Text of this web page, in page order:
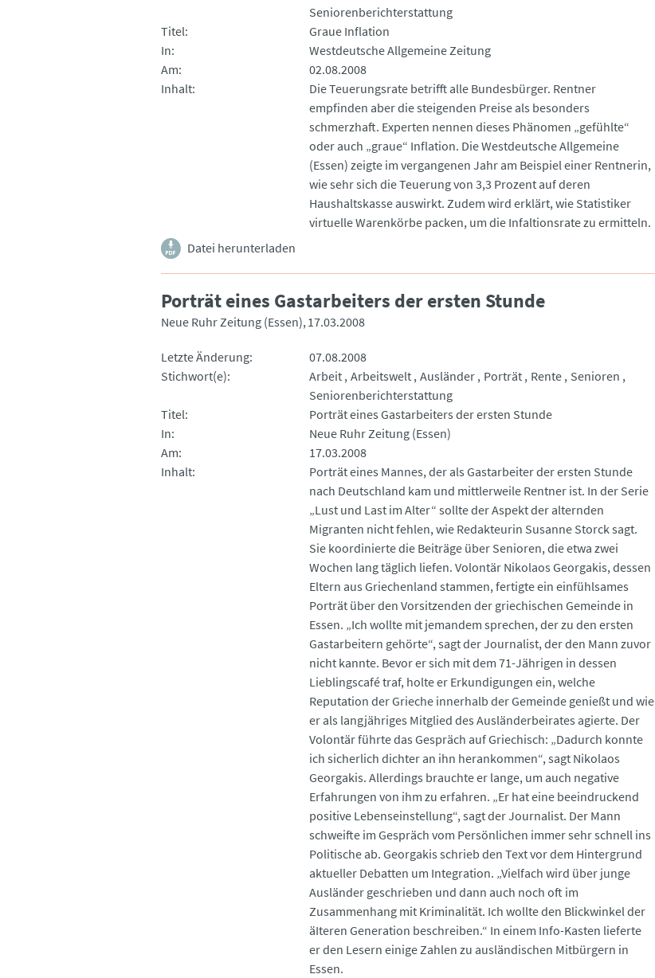
Seniorenberichterstattung
Titel
Graue Inflation
In
Westdeutsche Allgemeine Zeitung
Am
02.08.2008
Inhalt
Die Teuerungsrate betrifft alle Bundesbürger. Rentner
empfinden aber die steigenden Preise als besonders
schmerzhaft. Experten nennen dieses Phänomen „gefühlte“
oder auch „graue“ Inflation. Die Westdeutsche Allgemeine
(Essen) zeigte im vergangenen Jahr am Beispiel einer Rentnerin,
wie sehr sich die Teuerung von 3,3 Prozent auf deren
Haushaltskasse auswirkt. Zudem wird erklärt, wie Statistiker
virtuelle Warenkörbe packen, um die Infaltionsrate zu ermitteln.
Datei herunterladen
Porträt eines Gastarbeiters der ersten Stunde
Neue Ruhr Zeitung (Essen) 17.03.2008
Letzte Änderung
07.08.2008
Stichwort(e)
Arbeit Arbeitswelt Ausländer Porträt Rente
Senioren
Seniorenberichterstattung
Titel
Porträt eines Gastarbeiters der ersten Stunde
In
Neue Ruhr Zeitung (Essen)
Am
17.03.2008
Inhalt
Porträt eines Mannes, der als Gastarbeiter der ersten Stunde
nach Deutschland kam und mittlerweile Rentner ist. In der Serie
„Lust und Last im Alter“ sollte der Aspekt der alternden
Migranten nicht fehlen, wie Redakteurin Susanne Storck sagt.
Sie koordinierte die Beiträge über Senioren, die etwa zwei
Wochen lang täglich liefen. Volontär Nikolaos Georgakis, dessen
Eltern aus Griechenland stammen, fertigte ein einfühlsames
Porträt über den Vorsitzenden der griechischen Gemeinde in
Essen. „Ich wollte mit jemandem sprechen, der zu den ersten
Gastarbeitern gehörte“, sagt der Journalist, der den Mann zuvor
nicht kannte. Bevor er sich mit dem 71-Jährigen in dessen
Lieblingscafé traf, holte er Erkundigungen ein, welche
Reputation der Grieche innerhalb der Gemeinde genießt und wie
er als langjähriges Mitglied des Ausländerbeirates agierte. Der
Volontär führte das Gespräch auf Griechisch: „Dadurch konnte
ich sicherlich dichter an ihn herankommen“, sagt Nikolaos
Georgakis. Allerdings brauchte er lange, um auch negative
Erfahrungen von ihm zu erfahren. „Er hat eine beeindruckend
positive Lebenseinstellung“, sagt der Journalist. Der Mann
schweifte im Gespräch vom Persönlichen immer sehr schnell ins
Politische ab. Georgakis schrieb den Text vor dem Hintergrund
aktueller Debatten um Integration. „Vielfach wird über junge
Ausländer geschrieben und dann auch noch oft im
Zusammenhang mit Kriminalität. Ich wollte den Blickwinkel der
äIteren Generation beschreiben.“ In einem Info-Kasten lieferte
er den Lesern einige Zahlen zu ausländischen Mitbürgern in
Essen.